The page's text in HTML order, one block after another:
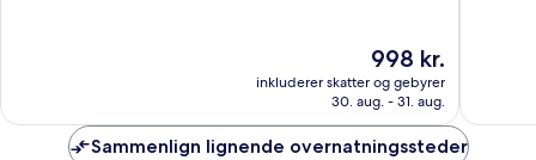
Prisen
er
998 kr.
998 kr.
inkluderer skatter og gebyrer
30. aug. - 31. aug.
Sammenlign lignende overnatningssteder